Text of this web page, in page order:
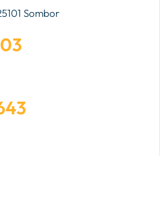
Sombor